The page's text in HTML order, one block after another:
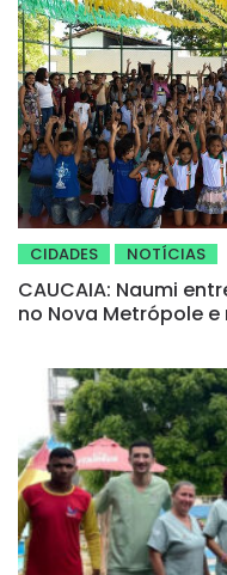
CIDADES NOTÍCIAS
CAUCAIA: Naumi
no Nova Metrópole